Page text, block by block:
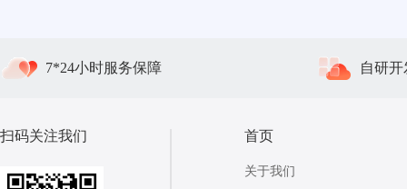
7*24小时服务保障 自研
扫码关注我们 首页
关于我们